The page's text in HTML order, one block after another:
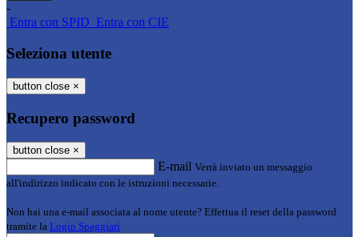
-
Entra con SPID Entra con CIE
Seleziona utente
button close ×
Recupero password
button close ×
E-mail Verrà inviato un messaggio
all'indirizzo indicato con le istruzioni necessarie.
Non hai una e-mail associata al nome utente? Effettua il reset della password
tramite la Login Spaggiari